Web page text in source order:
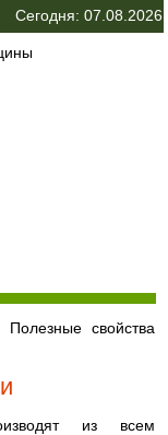
Сегодня: 07.08.2026
Полезные свойства
из всем